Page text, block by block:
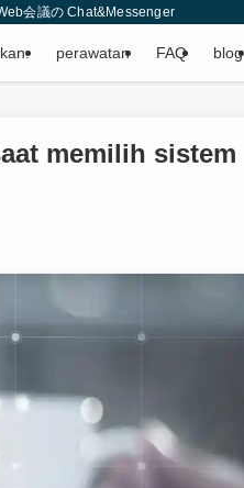
会議の Chat&Messenger
perawatan FAQ blog
memilih sistem